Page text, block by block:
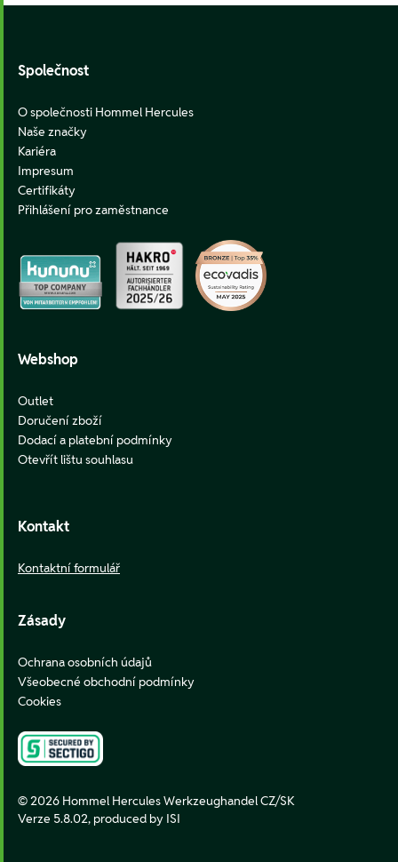
Společnost
O společnosti Hommel Hercules
Naše značky
Kariéra
Impresum
Certifikáty
Přihlášení pro zaměstnance
Webshop
Outlet
Doručení zboží
Dodací a platební podmínky
Otevřít lištu souhlasu
Kontakt
Kontaktní formulář
Zásady
Ochrana osobních údajů
Všeobecné obchodní podmínky
Cookies
© 2026 Hommel Hercules Werkzeughandel CZ/SK
Verze 5.8.02, produced by ISI